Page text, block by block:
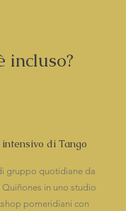
incluso?
di Tango
gruppo quotidiane da
Quiñones in uno studio
pomeridiani con